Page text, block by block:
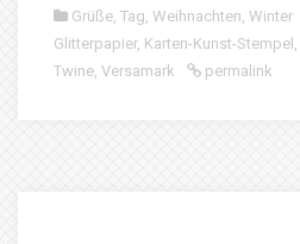
Grüße, Tag, Weihnachten, Winter
Glitterpapier, Karten-Kunst-Stempel ,
Twine, Versamark permalink